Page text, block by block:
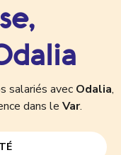
salariés avec Odalia,
dans le Var.